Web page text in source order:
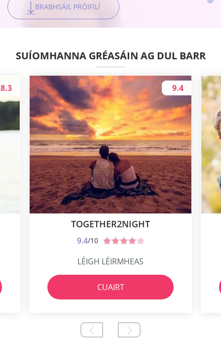
BRABHSÁIL PRÓIFÍLÍ
BRABHSÁIL PRÓIFÍLÍ
BRABHSÁIL PRÓIFÍLÍ
SUÍOMHANNA GRÉASÁIN AG DUL BARR
8.3
TOGETHER2NIGHT
9.4/10
9.4
LÉIGH LÉIRMHEAS
CUAIRT